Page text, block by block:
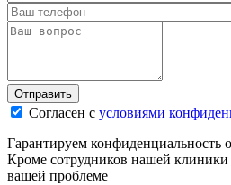
Отправить
Согласен с условиями
Гарантируем конфиденциальность
Кроме сотрудников нашей клиники
вашей проблеме